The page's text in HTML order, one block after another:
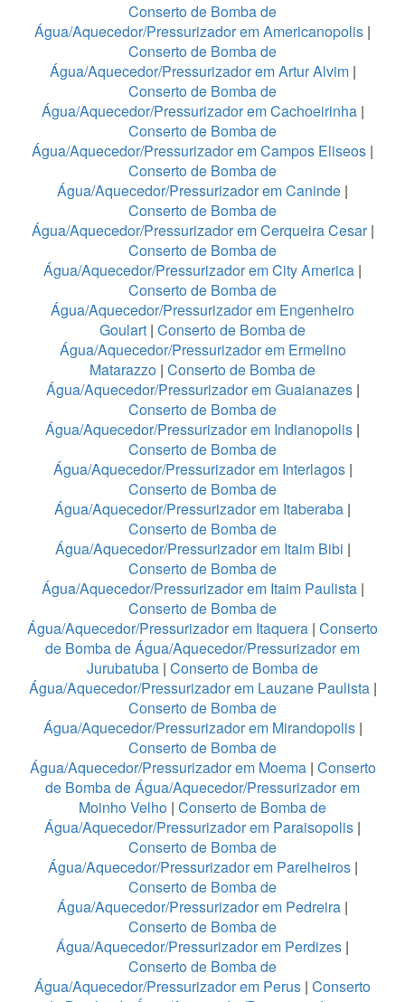
Conserto de Bomba de
Água/Aquecedor/Pressurizador em Americanopolis |
Conserto de Bomba de
Água/Aquecedor/Pressurizador em Artur Alvim |
Conserto de Bomba de
Água/Aquecedor/Pressurizador em Cachoeirinha|
Conserto de Bomba de
Água/Aquecedor/Pressurizador em Campos Eliseos |
Conserto de Bomba de
Água/Aquecedor/Pressurizador em Caninde |
Conserto de Bomba de
Água/Aquecedor/Pressurizador em Cerqueira Cesar|
Conserto de Bomba de
Água/Aquecedor/Pressurizador em City America |
Conserto de Bomba de
Água/Aquecedor/Pressurizador em Engenheiro
Goulart | Conserto de Bomba de
Água/Aquecedor/Pressurizador em Ermelino
Matarazzo | Conserto de Bomba de
Água/Aquecedor/Pressurizador em Guaianazes|
Conserto de Bomba de
Água/Aquecedor/Pressurizador em Indianopolis |
Conserto de Bomba de
Água/Aquecedor/Pressurizador em Interlagos|
Conserto de Bomba de
Água/Aquecedor/Pressurizador em Itaberaba |
Conserto de Bomba de
Água/Aquecedor/Pressurizador em Itaim Bibi |
Conserto de Bomba de
Água/Aquecedor/Pressurizador em Itaim Paulista |
Conserto de Bomba de
Água/Aquecedor/Pressurizador em Itaquera | Conserto
de Bomba de Água/Aquecedor/Pressurizador em
Jurubatuba | Conserto de Bomba de
Água/Aquecedor/Pressurizador em Lauzane Paulista |
Conserto de Bomba de
Água/Aquecedor/Pressurizador em Mirandopolis|
Conserto de Bomba de
Água/Aquecedor/Pressurizador em Moema| Conserto
de Bomba de Água/Aquecedor/Pressurizador em
Moinho Velho | Conserto de Bomba de
Água/Aquecedor/Pressurizador em Paraisopolis |
Conserto de Bomba de
Água/Aquecedor/Pressurizador em Parelheiros|
Conserto de Bomba de
Água/Aquecedor/Pressurizador em Pedreira |
Conserto de Bomba de
Água/Aquecedor/Pressurizador em Perdizes |
Conserto de Bomba de
Água/Aquecedor/Pressurizador em Perus | Conserto